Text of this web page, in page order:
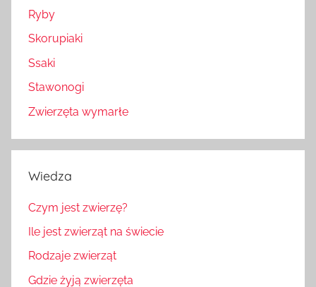
Ryby
Skorupiaki
Ssaki
Stawonogi
Zwierzęta wymarłe
Wiedza
Czym jest zwierzę?
Ile jest zwierząt na świecie
Rodzaje zwierząt
Gdzie żyją zwierzęta